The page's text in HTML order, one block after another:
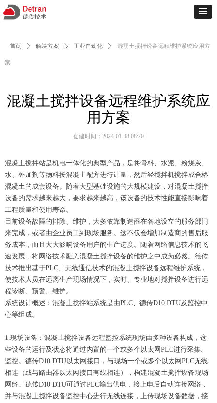
混凝土搅拌设备远程维护系统应
用方案
混凝土搅拌站是机电一体化的典型产品，是将骨料、水泥、粉煤灰、
水、外加剂等物料按混凝土配方进行计量，然后经搅拌机搅拌成合格
混凝土的成套设备。随着大型基础设施的大规模建设，对混凝土搅拌
设备的需求越来越大，要求越来越高，该设备的技术性能直接影响着
工程质量和使用寿命。
目前设备故障的排除、维护，大多依靠制造商在各地设立的服务部门
来完成，或者由企业员工到现场服务。这不仅会增加制造商的售后服
务成本，而且大大影响设备用户的生产进度。随着网络信息技术的飞
速发展，将网络技术融入混凝土搅拌设备的维护之中成为必然。德传
技术推出基于PLC、无线通信技术的混凝土搅拌设备远程维护系统，
使技术人员在远离生产现场情况下，实时、专业地对搅拌设备进行远
程诊断、预警、维护。
系统设计概述：混凝土搅拌站系统是由PLC、德传D10 DTU及监控中
心等组成。
1.现场设备：混凝土搅拌设备远程监控系统现场由多种设备构成，这
些设备的运行及状态将通过内置的一个或多个以太网PLC进行采集、
监控。德传D10 DTU以太网接口，与现场一个或多个以太网PLC无线
相连（或与路由器以太网接口有线相连），构建混凝土搅拌设备现场
网络。德传D10 DTU可通过PLC输出供电，接上电后自动连接网络，
并与混凝土搅拌设备监控中心进行无线连接，上传现场设备数据，接
创建时间： 2024-01-08 08:20
首页 ꄲ 解决方案 ꄲ 工业自动化 ꄲ 混凝土搅拌设备远程维护系统应用方
案